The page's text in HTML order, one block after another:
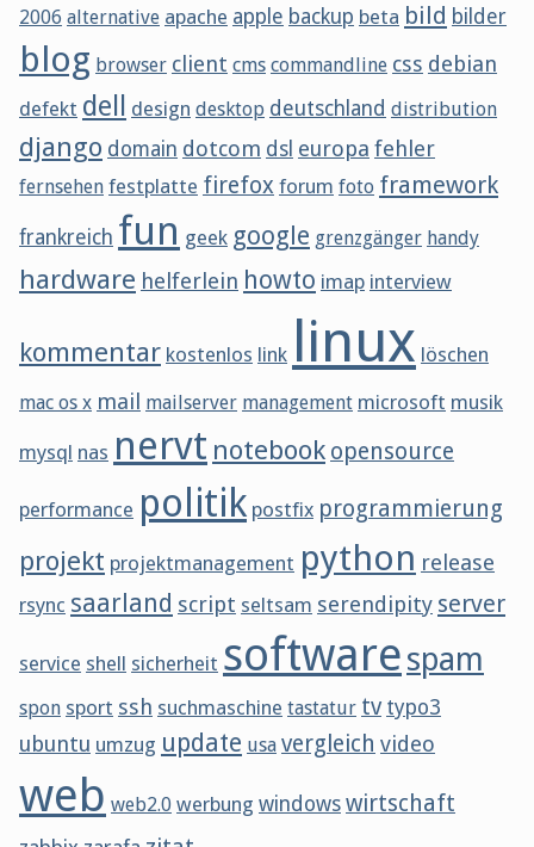
2006 alternative apache apple backup beta bild bilder
blog browser client cms commandline css debian
defekt dell design desktop deutschland distribution
django domain dotcom dsl europa fehler
fernsehen festplatte firefox forum foto framework
frankreich fun geek google grenzgänger handy
hardware helferlein howto imap interview
kommentar kostenlos link linux löschen
mac os x mail mailserver management microsoft musik
mysql nas nervt notebook opensource
performance politik postfix programmierung
projekt projektmanagement python release
rsync saarland script seltsam serendipity server
service shell sicherheit softwarespam
spon sport ssh suchmaschine tastatur tv typo3
ubuntu umzug update usa vergleich video
web web2.0 werbung windows wirtschaft